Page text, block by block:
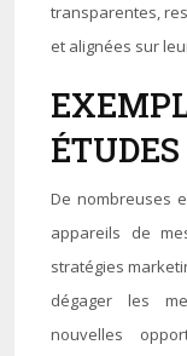
transparentes,
et alignées sur
De nombreuses
appareils de
stratégies
dégager les
nouvelles